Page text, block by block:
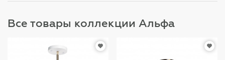
Все товары коллекции Альфа